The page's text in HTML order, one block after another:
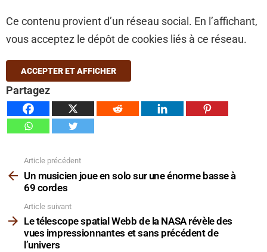
Ce contenu provient d’un réseau social. En l’affichant,
vous acceptez le dépôt de cookies liés à ce réseau.
ACCEPTER ET AFFICHER
Partagez
plus
Article précédent
Un musicien joue en solo sur une énorme basse à
69 cordes
Article suivant
Le télescope spatial Webb de la NASA révèle des
vues impressionnantes et sans précédent de
l’univers